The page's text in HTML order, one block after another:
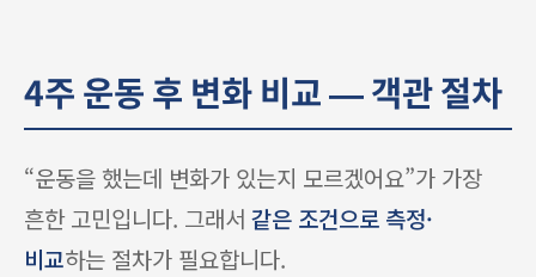
4주 운동 후 변화 비교 — 객관 절차
“운동을 했는데 변화가 있는지 모르겠어요”가 가장
흔한 고민입니다. 그래서 같은 조건으로 측정·
비교하는 절차가 필요합니다.